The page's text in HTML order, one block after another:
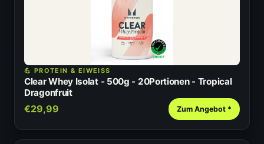
💪 PROTEIN & EIWEISS
Clear Whey Isolat - 500g - 20Portionen - Tropical
Dragonfruit
€29,99 Zum Angebot *